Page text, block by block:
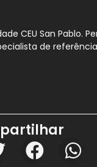
CEU San Pablo.
de